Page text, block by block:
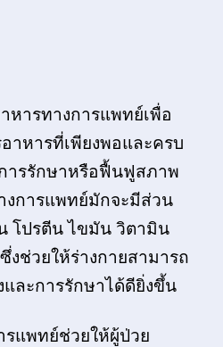
หารทางการแพทย์เพื่อ
าหารที่เพียงพอและครบ
ารรักษาหรือฟื้นฟูสภาพ
งการแพทย์มักจะมีส่วน
โปรตีน ไขมัน วิตามิน
ช่วยให้ร่างกายสามารถ
และการรักษาได้ดียิ่งขึ้น
รแพทย์ช่วยให้ผู้ป่วย